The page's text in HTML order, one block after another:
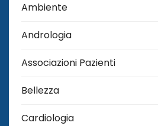
Ambiente
Andrologia
Associazioni Pazienti
Bellezza
Cardiologia